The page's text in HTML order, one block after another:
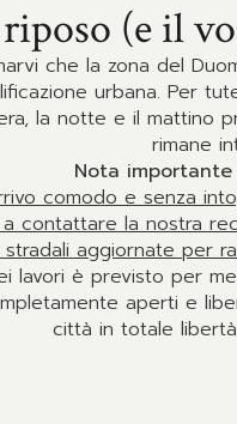
(e il
che la zona del
urbana. Per
la notte e il mattino
rimane
Nota
comodo e senza
contattare la nostra
stradali aggiornate per
lavori è previsto per
aperti e
città in totale